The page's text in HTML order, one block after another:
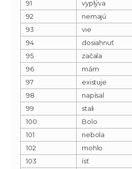
91 vyplýva
92
nemajú
93
vie
94
dosiahnuť
95
začala
96
mám
97
existuje
98
napísal
99
stali
100
Bolo
101
nebola
102
mohlo
103
ísť